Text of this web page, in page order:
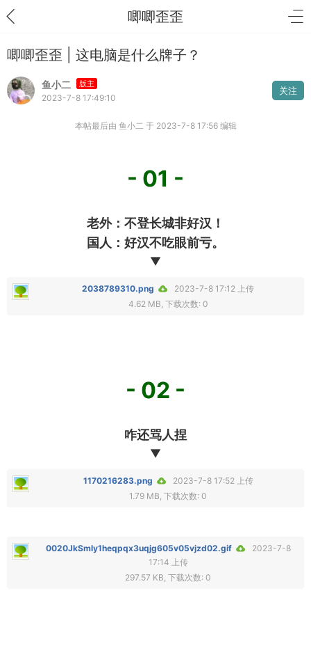
唧唧歪歪
唧唧歪歪 | 这电脑是什么牌子？
鱼小二 版主
2023-7-8 17:49:10
关注
本帖最后由 鱼小二 于 2023-7-8 17:56 编辑
- 01 -
老外：不登长城非好汉！
国人：好汉不吃眼前亏。
▼
2038789310.png
2023-7-8 17:12 上传
4.62 MB, 下载次数: 0
- 02 -
咋还骂人捏
▼
1170216283.png
2023-7-8 17:52 上传
1.79 MB, 下载次数: 0
0020JkSmly1heqpqx3uqjg605v05vjzd02.gif
2023-7-8
17:14 上传
297.57 KB, 下载次数: 0